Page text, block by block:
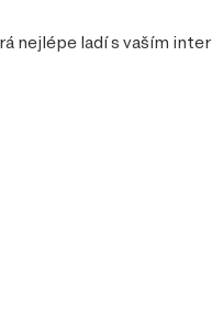
nejlépe ladí s vaším
prostory.
umožňuje rychlou kontrolu